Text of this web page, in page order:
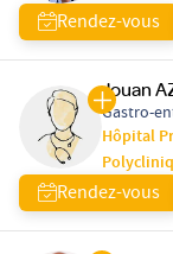
Rendez-vous
Jouan
Gastro-
Hôpital
Rendez-vous